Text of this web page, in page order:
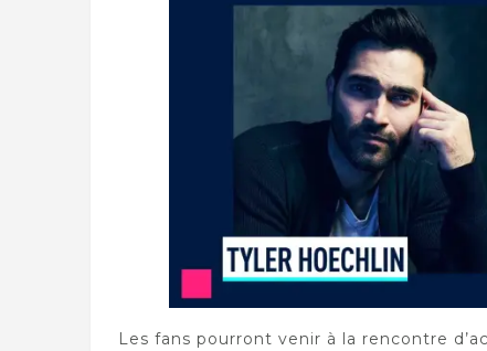
Les fans pourront venir à la rencontre